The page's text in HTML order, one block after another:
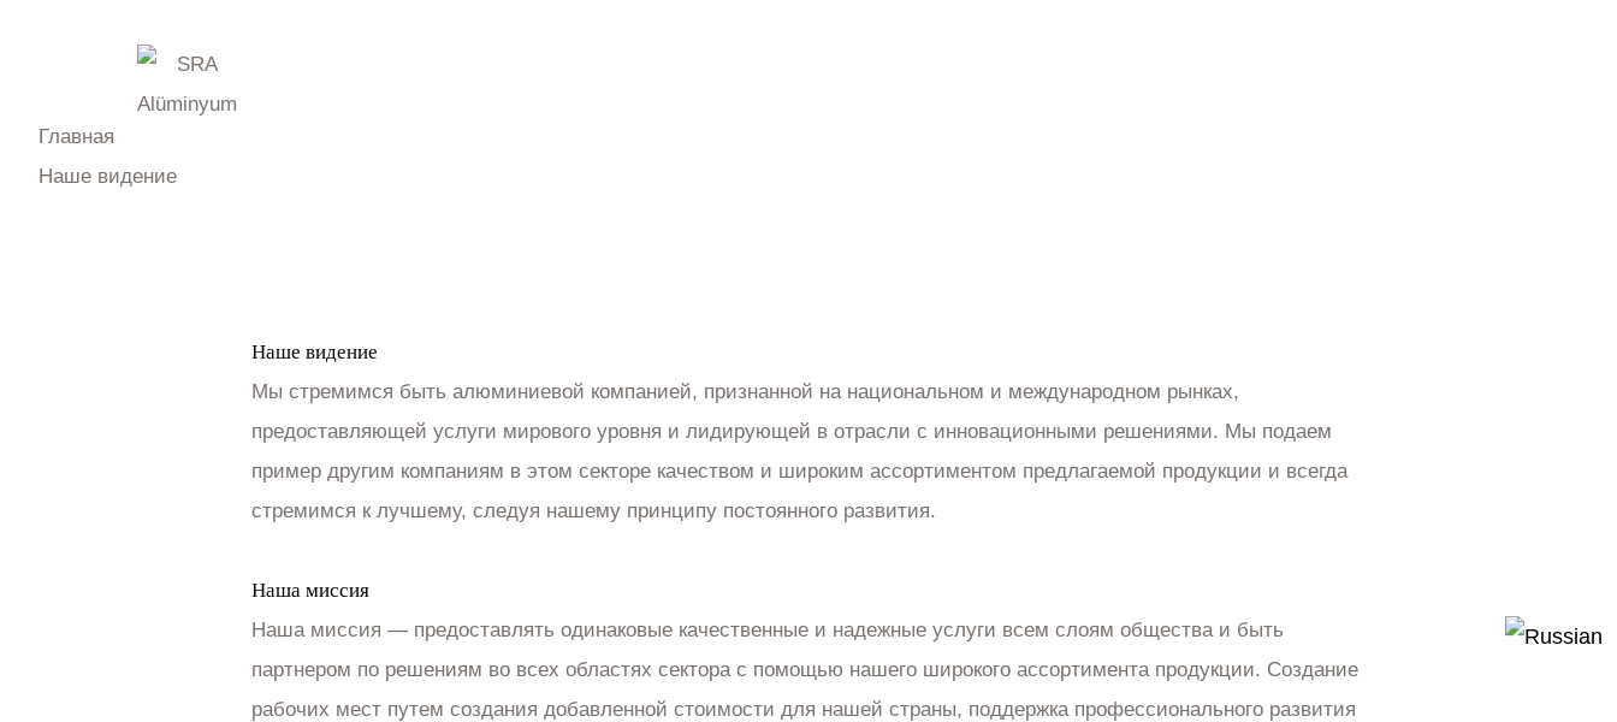
Наше видение
Главная
Наше видение
Наше видение
Мы стремимся быть алюминиевой компанией, признанной на национальном и международном рынках,
предоставляющей услуги мирового уровня и лидирующей в отрасли с инновационными решениями. Мы подаем
пример другим компаниям в этом секторе качеством и широким ассортиментом предлагаемой продукции и всегда
стремимся к лучшему, следуя нашему принципу постоянного развития.
Наша миссия
Наша миссия — предоставлять одинаковые качественные и надежные услуги всем слоям общества и быть
партнером по решениям во всех областях сектора с помощью нашего широкого ассортимента продукции. Создание
рабочих мест путем создания добавленной стоимости для нашей страны, поддержка профессионального развития